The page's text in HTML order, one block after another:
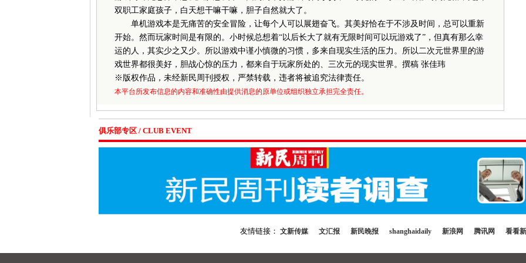
双职工家庭孩子，白天想干嘛干嘛，胆子自然就大了。
单机游戏本是无痛苦的安全冒险，让每个人可以展翅奋飞。其美好恰在于不涉及时间，总可以重新
开始。然而玩家时间是有限的。小时候总想着“以后长大了就有无限时间可以玩游戏了”，但真有那么幸
运的人，其实少之又少。所以游戏中谨小慎微的习惯，多来自现实生活的压力。所以二次元世界里的游
戏世界都很美好，胆战心惊的压力，都来自于玩家所处的、三次元的现实世界。撰稿 张佳玮
※ 版权作品，未经新民周刊授权，严禁转载，违者将被追究法律责任。
本平台所发布信息的内容和准确性由提供消息的原单位或组织独立承担完全责任。
俱乐部专区 / CLUB EVENT
友情链接： 文新传媒 文汇报 新民晚报 shanghaidaily 新浪网 腾讯网 看看